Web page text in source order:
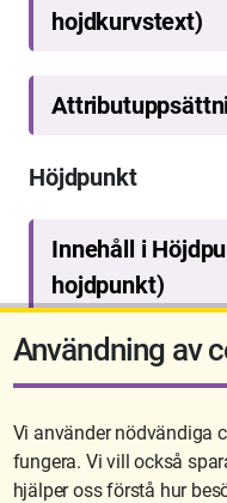
Höjdpunkt
Sidan uppdaterades
Användning av
Vi använder nödvändiga
fungera. Vi vill också
hjälper oss förstå hur